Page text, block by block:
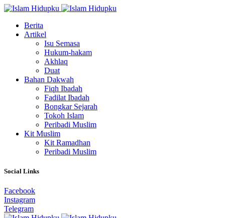
Berita
Artikel
Isu Semasa
Hukum-hakam
Akhlaq
Duat
Bahan Dakwah
Fiqh Ibadah
Fadilat Ibadah
Bongkar Sejarah
Tokoh Islam
Peribadi Muslim
Kit Muslim
Kit Ramadhan
Peribadi Muslim
Social Links
Facebook
Instagram
Telegram